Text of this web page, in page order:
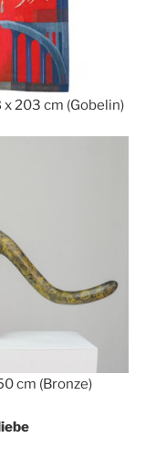
203 cm (Gobelin)
cm (Bronze)